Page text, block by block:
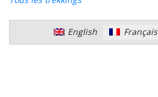
English Français